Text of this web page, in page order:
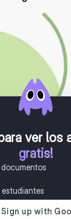
ver los
gratis!